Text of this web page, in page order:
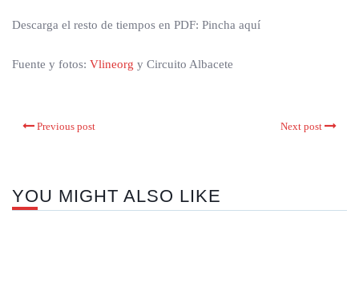
Descarga el resto de tiempos en PDF: Pincha aquí
Fuente y fotos: Vlineorg y Circuito Albacete
Previous post Next post
YOU MIGHT ALSO LIKE